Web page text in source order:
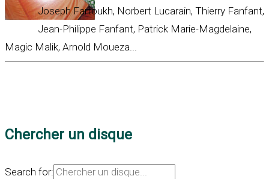
Joseph Fartoukh, Norbert Lucarain, Thierry Fanfant,
Jean-Philippe Fanfant, Patrick Marie-Magdelaine,
Magic Malik, Arnold Moueza...
Chercher un disque
Search for: